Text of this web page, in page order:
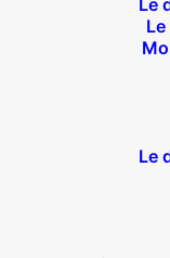
Le
Le